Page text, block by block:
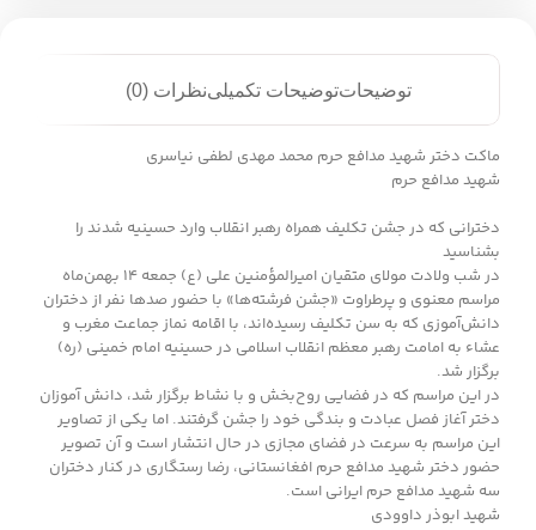
توضیحاتتوضیحات تکمیلینظرات (0)
ماکت دختر شهید مدافع حرم محمد مهدی لطفی نیاسری
شهید مدافع حرم
دخترانی که در جشن تکلیف همراه رهبر انقلاب وارد حسینیه شدند را
بشناسید
در شب ولادت مولای متقیان امیرالمؤمنین علی (ع) جمعه ۱۴ بهمن‌ماه
مراسم معنوی و پرطراوت «جشن فرشته‌ها» با حضور صدها نفر از دختران
دانش‌آموزی که به سن تکلیف رسیده‌اند، با اقامه نماز جماعت مغرب و
عشاء به امامت رهبر معظم انقلاب اسلامی در حسینیه امام خمینی (ره)
برگزار شد.
در این مراسم که در فضایی روح‌بخش و با نشاط برگزار شد، دانش آموزان
دختر آغاز فصل عبادت و بندگی خود را جشن گرفتند. اما یکی از تصاویر
این مراسم به سرعت در فضای مجازی در حال انتشار است و آن تصویر
حضور دختر شهید مدافع حرم افغانستانی، رضا رستگاری در کنار دختران
سه شهید مدافع حرم ایرانی است.
شهید ابوذر داوودی